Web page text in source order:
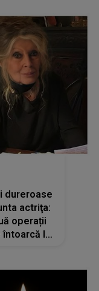
dureroase
actriţa:
operații